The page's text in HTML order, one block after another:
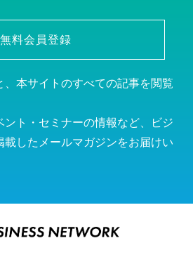
無料会員登録
、本サイトのすべての記事を閲覧
ント・セミナーの情報など、ビジ
載したメールマガジンをお届けい